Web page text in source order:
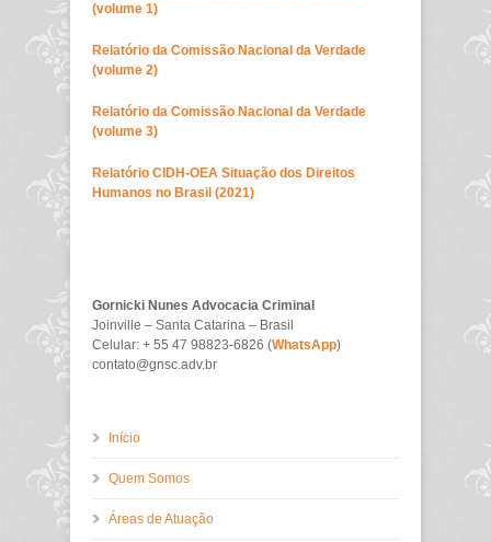
(volume 1)
Relatório da Comissão Nacional da Verdade
(volume 2)
Relatório da Comissão Nacional da Verdade
(volume 3)
Relatório CIDH-OEA Situação dos Direitos
Humanos no Brasil (2021)
Gornicki Nunes Advocacia Criminal
Joinville – Santa Catarina – Brasil
Celular: + 55 47 98823-6826 (WhatsApp)
contato@gnsc.adv.br
Início
Quem Somos
Áreas de Atuação